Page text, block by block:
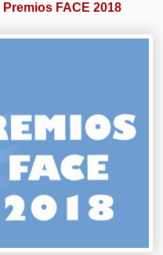
Premios FACE 2018